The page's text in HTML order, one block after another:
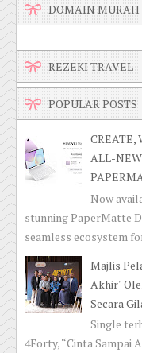
DOMAIN MURAH
REZEKI TRAVEL
POPULAR POSTS
CREATE,
ALL-
Now
stunning PaperMatte
seamless ecosystem
Majlis
Akhir"
Secara
Single
4Forty, “Cinta Sampai